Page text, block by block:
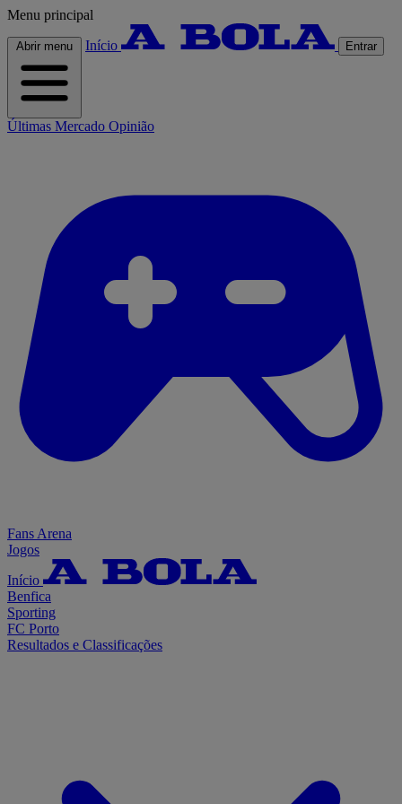
Menu principal
Abrir menu Início Entrar
Últimas Mercado Opinião
Fans Arena
Jogos
Início
Benfica
Sporting
FC Porto
Resultados e Classificações